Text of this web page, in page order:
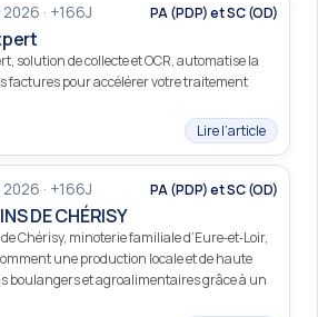
· +166J PA (PDP) et SC (OD)
solution de collecte et OCR, automatise la
factures pour accélérer votre traitement
Lire l’article
· +166J PA (PDP) et SC (OD)
DE CHÉRISY
Chérisy, minoterie familiale d’Eure‑et‑Loir,
une production locale et de haute
boulangers et agroalimentaires grâce à un